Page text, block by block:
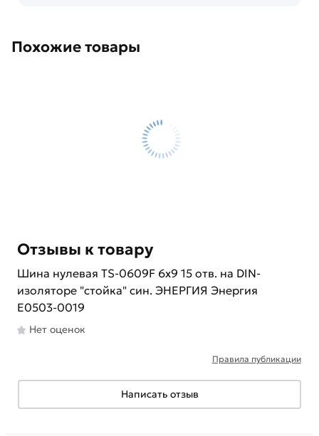
Похожие товары
Отзывы к товару
Шина нулевая TS-0609F 6х9 15 отв. на DIN-
изоляторе "стойка" син. ЭНЕРГИЯ Энергия
Е0503-0019
Нет оценок
Правила публикации
Написать отзыв